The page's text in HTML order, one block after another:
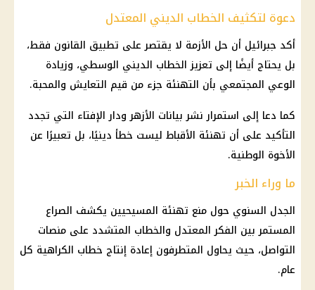
دعوة لتكثيف الخطاب الديني المعتدل
أكد جبرائيل أن حل الأزمة لا يقتصر على تطبيق القانون فقط،
بل يحتاج أيضًا إلى تعزيز الخطاب الديني الوسطي، وزيادة
الوعي المجتمعي بأن التهنئة جزء من قيم التعايش والمحبة.
كما دعا إلى استمرار نشر بيانات الأزهر ودار الإفتاء التي تجدد
التأكيد على أن تهنئة الأقباط ليست خطأ دينيًا، بل تعبيرًا عن
الأخوة الوطنية.
ما وراء الخبر
الجدل السنوي حول منع تهنئة المسيحيين يكشف الصراع
المستمر بين الفكر المعتدل والخطاب المتشدد على منصات
التواصل، حيث يحاول المتطرفون إعادة إنتاج خطاب الكراهية كل
عام.